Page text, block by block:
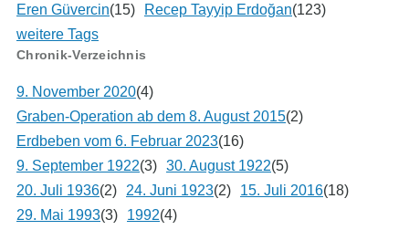
Eren Güvercin(15) Recep Tayyip Erdoğan(123)
weitere Tags
Chronik-Verzeichnis
9. November 2020(4)
Graben-Operation ab dem 8. August 2015(2)
Erdbeben vom 6. Februar 2023(16)
9. September 1922(3) 30. August 1922(5)
20. Juli 1936(2) 24. Juni 1923(2) 15. Juli 2016(18)
29. Mai 1993(3) 1992(4)